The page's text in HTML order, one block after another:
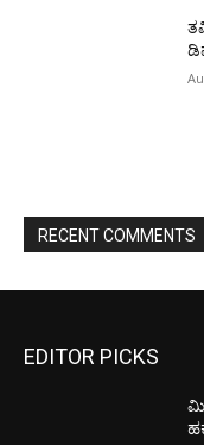
RECENT COMMENTS
EDITOR PICKS